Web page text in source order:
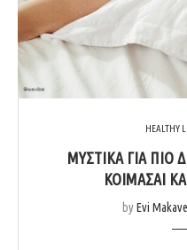
HEALTHY
MΥΣΤΙΚΆ ΓΙΑ
ΚΟΙΜΆΣΑΙ
byEvi